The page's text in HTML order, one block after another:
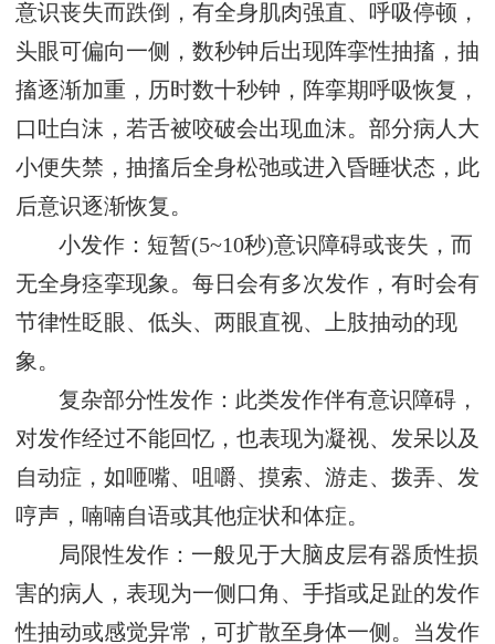
意识丧失而跌倒，有全身肌肉强直、呼吸停顿，
头眼可偏向一侧，数秒钟后出现阵挛性抽搐，抽
搐逐渐加重，历时数十秒钟，阵挛期呼吸恢复，
口吐白沫，若舌被咬破会出现血沫。部分病人大
小便失禁，抽搐后全身松弛或进入昏睡状态，此
后意识逐渐恢复。
小发作：短暂(5~10秒)意识障碍或丧失，而
无全身痉挛现象。每日会有多次发作，有时会有
节律性眨眼、低头、两眼直视、上肢抽动的现
象。
复杂部分性发作：此类发作伴有意识障碍，
对发作经过不能回忆，也表现为凝视、发呆以及
自动症，如咂嘴、咀嚼、摸索、游走、拨弄、发
哼声，喃喃自语或其他症状和体症。
局限性发作：一般见于大脑皮层有器质性损
害的病人，表现为一侧口角、手指或足趾的发作
性抽动或感觉异常，可扩散至身体一侧。当发作